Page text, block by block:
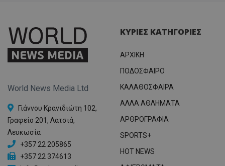
World News Media Ltd
Γιάννου Κρανιδιώτη 102,
Γραφείο 201, Λατσιά,
Λευκωσία
+357 22 205865
+357 22 374613
ΚΥΡΙΕΣ ΚΑΤΗΓΟΡΙΕΣ
ΑΡΧΙΚΗ
ΠΟΔΟΣΦΑΙΡΟ
ΚΑΛΑΘΟΣΦΑΙΡΑ
ΑΛΛΑ ΑΘΛΗΜΑΤΑ
ΑΡΘΡΟΓΡΑΦΙΑ
SPORTS+
HOT NEWS